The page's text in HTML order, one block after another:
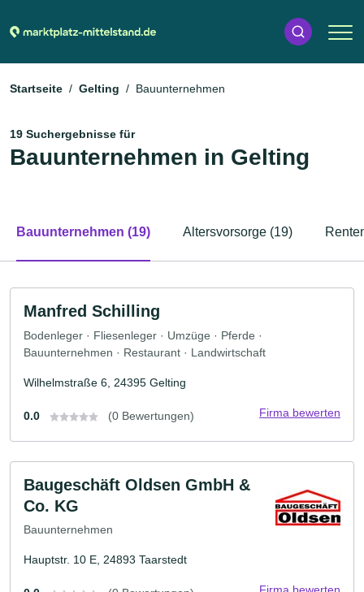
Startseite Gelting Bauunternehmen
19 Suchergebnisse für
Bauunternehmen in Gelting
Bauunternehmen (19) Altersvorsorge (19)
Manfred Schilling
Bodenleger · Fliesenleger · Umzüge · Pferde ·
Bauunternehmen · Restaurant · Landwirtschaft
Wilhelmstraße 6, 24395 Gelting
0.0 (0 Bewertungen) Firma bewerten
Baugeschäft Oldsen GmbH &
Co. KG
Bauunternehmen
Hauptstr. 10 E, 24893 Taarstedt